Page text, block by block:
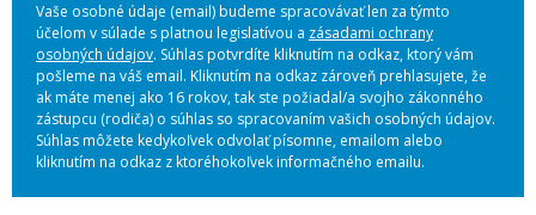
Vaše osobné údaje (email) budeme spracovávať len za týmto
účelom v súlade s platnou legislatívou a zásadami ochrany
osobných údajov. Súhlas potvrdíte kliknutím na odkaz, ktorý vám
pošleme na váš email. Kliknutím na odkaz zároveň prehlasujete, že
ak máte menej ako 16 rokov, tak ste požiadal/a svojho zákonného
zástupcu (rodiča) o súhlas so spracovaním vašich osobných údajov.
Súhlas môžete kedykoľvek odvolať písomne, emailom alebo
kliknutím na odkaz z ktoréhokoľvek informačného emailu.